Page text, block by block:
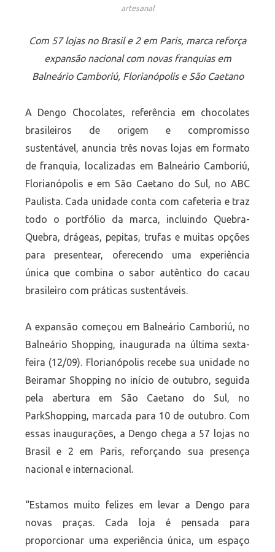
artesanal
Com 57 lojas no Brasil e 2 em Paris, marca reforça
expansão nacional com novas franquias em
Balneário Camboriú, Florianópolis e São Caetano
A Dengo Chocolates, referência em chocolates
brasileiros de origem e compromisso
sustentável, anuncia três novas lojas em formato
de franquia, localizadas em Balneário Camboriú,
Florianópolis e em São Caetano do Sul, no ABC
Paulista. Cada unidade conta com cafeteria e traz
todo o portfólio da marca, incluindo Quebra-
Quebra, drágeas, pepitas, trufas e muitas opções
para presentear, oferecendo uma experiência
única que combina o sabor autêntico do cacau
brasileiro com práticas sustentáveis.
A expansão começou em Balneário Camboriú, no
Balneário Shopping, inaugurada na última sexta-
feira (12/09). Florianópolis recebe sua unidade no
Beiramar Shopping no início de outubro, seguida
pela abertura em São Caetano do Sul, no
ParkShopping, marcada para 10 de outubro. Com
essas inaugurações, a Dengo chega a 57 lojas no
Brasil e 2 em Paris, reforçando sua presença
nacional e internacional.
“Estamos muito felizes em levar a Dengo para
novas praças. Cada loja é pensada para
proporcionar uma experiência única, um espaço